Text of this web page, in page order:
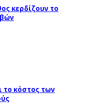
κερδίζουν το
το κόστος των